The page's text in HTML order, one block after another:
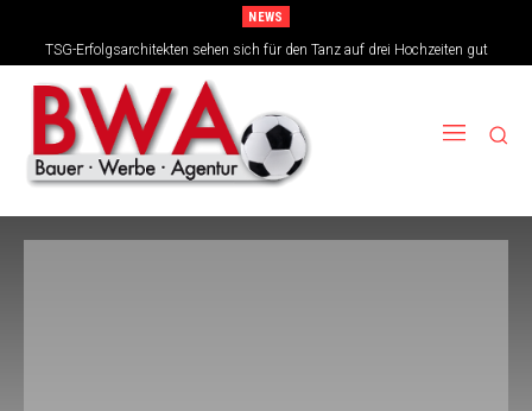
NEWS
TSG-Erfolgsarchitekten sehen sich für den Tanz auf drei Hochzeiten gut
aufgestellt